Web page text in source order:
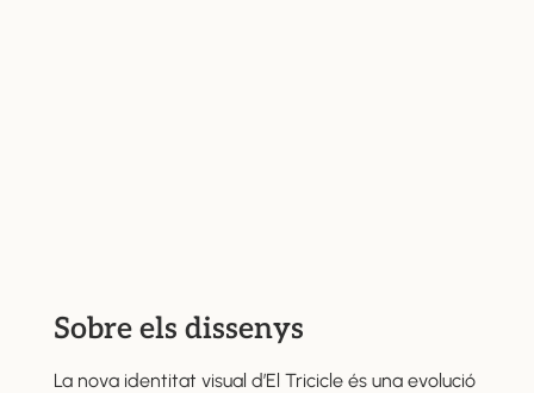
Sobre els dissenys
La nova identitat visual d’El Tricicle és una evolució